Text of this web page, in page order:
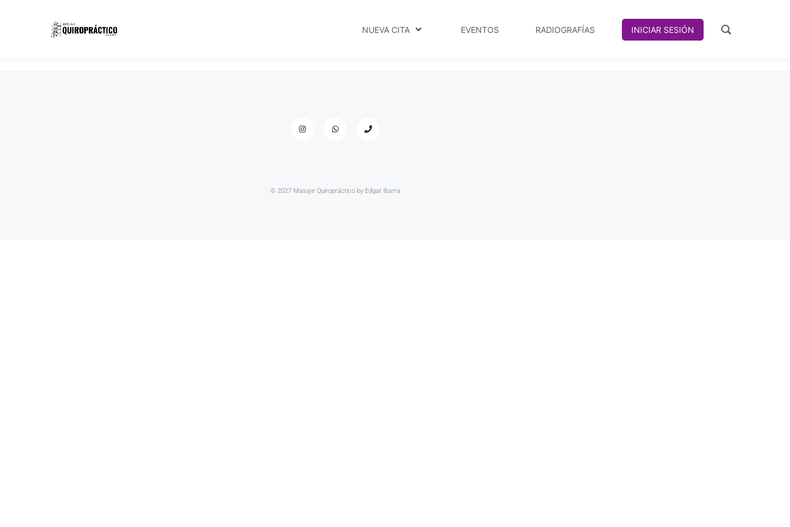
NUEVA CITA EVENTOS RADIOGRAFÍAS INICIAR SESIÓN
© 2027 Masaje Quiropráctico by Edgar Ibarra